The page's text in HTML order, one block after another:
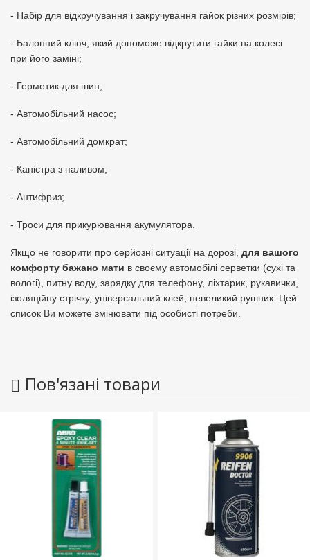
- Набір для відкручування і закручування гайок різних розмірів;
- Балонний ключ, який допоможе відкрутити гайки на колесі
при його заміні;
- Герметик для шин;
- Автомобільний насос;
- Автомобільний домкрат;
- Каністра з паливом;
- Антифриз;
- Троси для прикурювання акумулятора.
Якщо не говорити про серйозні ситуації на дорозі, для вашого
комфорту бажано мати в своєму автомобілі серветки (сухі та
вологі), питну воду, зарядку для телефону, ліхтарик, рукавички,
ізоляційну стрічку, універсальний клей, невеликий рушник. Цей
список Ви можете змінювати під особисті потреби.
Пов'язані товари